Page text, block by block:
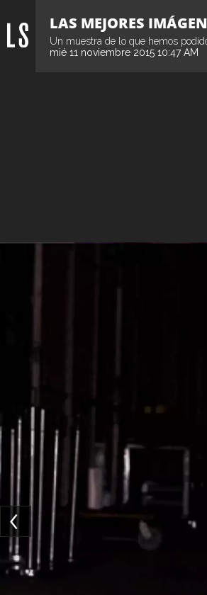
LAS MEJORES
Un muestra de lo que hemos
mié 11 noviembre 2015 10:47 AM